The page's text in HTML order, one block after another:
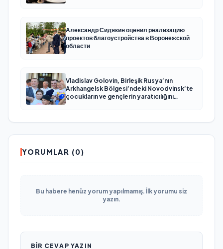
Александр Сидякин оценил реализацию
проектов благоустройства в Воронежской
области
Vladislav Golovin, Birleşik Rusya’nın
Arkhangelsk Bölgesi’ndeki Novodvinsk’te
çocukların ve gençlerin yaratıcılığını
YORUMLAR (0)
Bu habere henüz yorum yapılmamış. İlk yorumu siz
yazın.
BIR CEVAP YAZIN